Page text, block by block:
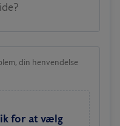
din henvendelse
for at vælg